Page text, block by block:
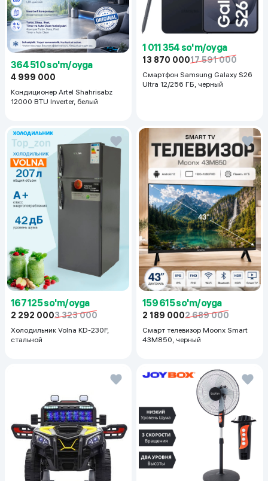
364 510 so'm/oyga
4 999 000
Кондиционер Artel Shahrisabz
12000 BTU Inverter, белый
1 011 354 so'm/oyga
13 870 00017 591 000
Смартфон Samsung Galaxy S26
Ultra 12/256 ГБ, черный
167 125 so'm/oyga
2 292 0003 323 000
Холодильник Volna KD-230F,
стальной
159 615 so'm/oyga
2 189 0002 689 000
Смарт телевизор Moonx Smart
43M850, черный